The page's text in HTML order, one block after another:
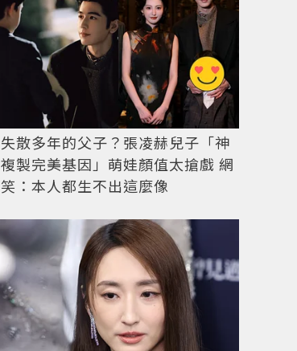
失散多年的父子？張凌赫兒子「神
複製完美基因」萌娃顏值太搶戲 網
笑：本人都生不出這麼像